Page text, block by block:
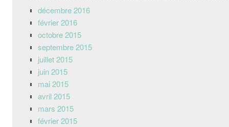
décembre 2016
février 2016
octobre 2015
septembre 2015
juillet 2015
juin 2015
mai 2015
avril 2015
mars 2015
février 2015